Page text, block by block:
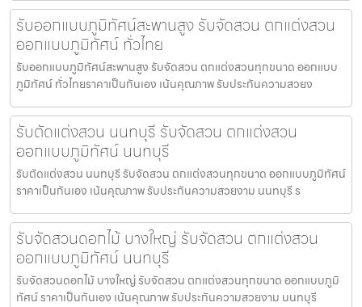
รับออกแบบภูมิทัศน์สะพานสูง รับจัดสวน ตกแต่งสวน
ออกแบบภูมิทัศน์ ทั่วไทย
รับออกแบบภูมิทัศน์สะพานสูง รับจัดสวน ตกแต่งสวนทุกขนาด ออกแบบ
ภูมิทัศน์ ทั่วไทยราคาเป็นกันเอง เน้นคุณภาพ รับประกันความสวยง
รับตัดแต่งสวน นนทบุรี รับจัดสวน ตกแต่งสวน
ออกแบบภูมิทัศน์ นนทบุรี
รับตัดแต่งสวน นนทบุรี รับจัดสวน ตกแต่งสวนทุกขนาด ออกแบบภูมิทัศน์
ราคาเป็นกันเอง เน้นคุณภาพ รับประกันความสวยงาม นนทบุรี ร
รับจัดสวนดอกไม้ บางใหญ่ รับจัดสวน ตกแต่งสวน
ออกแบบภูมิทัศน์ นนทบุรี
รับจัดสวนดอกไม้ บางใหญ่ รับจัดสวน ตกแต่งสวนทุกขนาด ออกแบบภูมิ
ทัศน์ ราคาเป็นกันเอง เน้นคุณภาพ รับประกันความสวยงาม นนทบุรี